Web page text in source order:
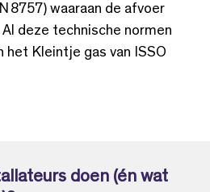
8757) waaraan de afvoer
deze technische normen
het Kleintje gas van ISSO
doen (én wat